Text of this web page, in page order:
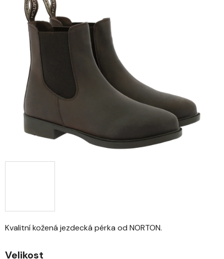
Kvalitní kožená jezdecká pérka od NORTON.
Velikost
hvězdiček.